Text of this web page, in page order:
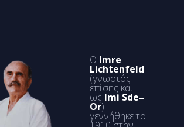
Ο Imre
Lichtenfeld
(γνωστός
επίσης και
ως Imi Sde–
Or)
γεννήθηκε το